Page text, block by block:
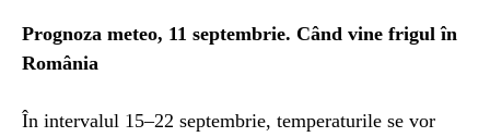
Prognoza meteo, 11 septembrie. Când vine frigul în
România
În intervalul 15–22 septembrie, temperaturile se vor